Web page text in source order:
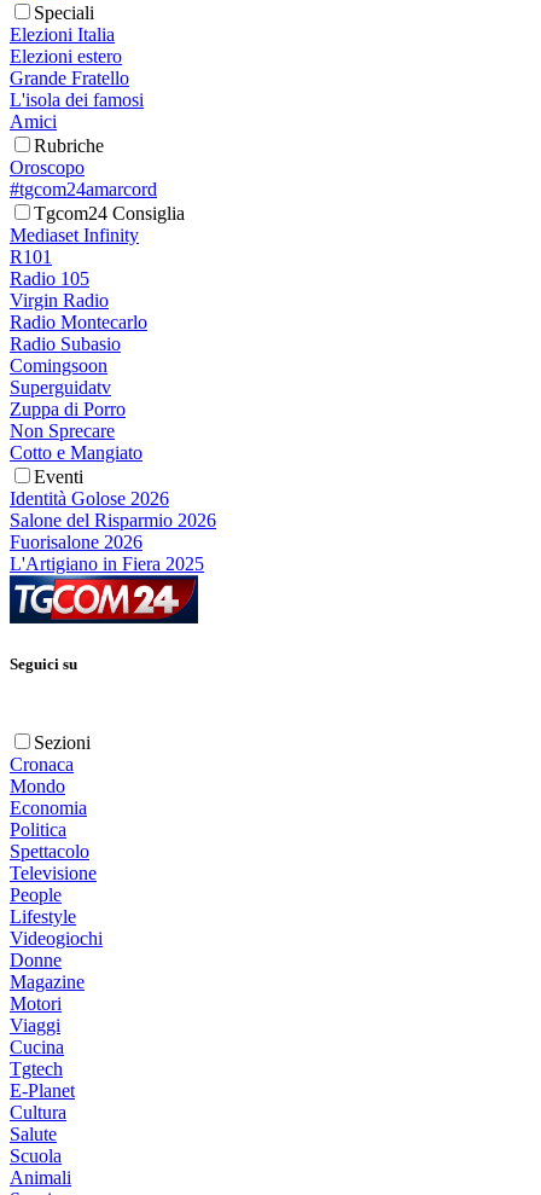
Speciali
Elezioni Italia
Elezioni estero
Grande Fratello
L'isola dei famosi
Amici
Rubriche
Oroscopo
#tgcom24amarcord
Tgcom24 Consiglia
Mediaset Infinity
R101
Radio 105
Virgin Radio
Radio Montecarlo
Radio Subasio
Comingsoon
Superguidatv
Zuppa di Porro
Non Sprecare
Cotto e Mangiato
Eventi
Identità Golose 2026
Salone del Risparmio 2026
Fuorisalone 2026
L'Artigiano in Fiera 2025
Seguici su
Sezioni
Cronaca
Mondo
Economia
Politica
Spettacolo
Televisione
People
Lifestyle
Videogiochi
Donne
Magazine
Motori
Viaggi
Cucina
Tgtech
E-Planet
Cultura
Salute
Scuola
Animali